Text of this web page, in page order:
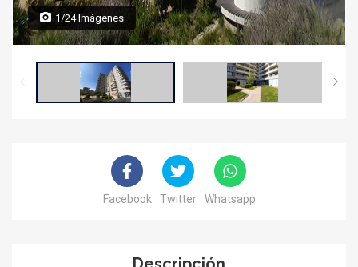
1/24 Imágenes
Facebook Twitter Whatsapp